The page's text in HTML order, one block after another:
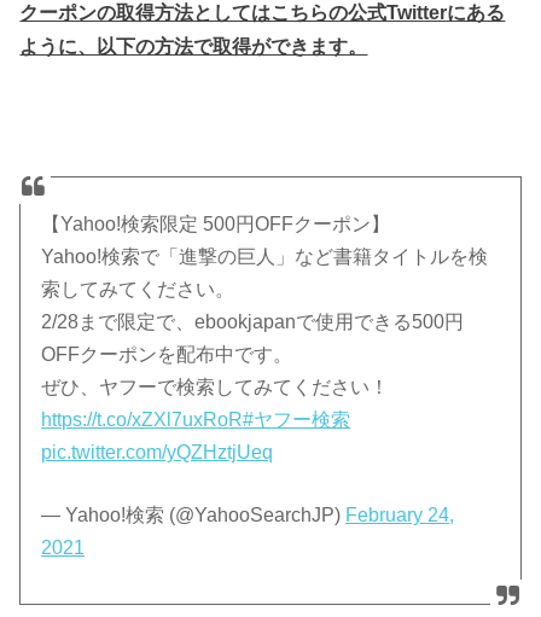
クーポンの取得方法としてはこちらの公式Twitterにある
ように、以下の方法で取得ができます。
【Yahoo!検索限定 500円OFFクーポン】
Yahoo!検索で「進撃の巨人」など書籍タイトルを検
索してみてください。
2/28まで限定で、ebookjapanで使用できる500円
OFFクーポンを配布中です。
ぜひ、ヤフーで検索してみてください！
https://t.co/xZXl7uxRoR#ヤフー検索
pic.twitter.com/yQZHztjUeq
— Yahoo!検索 (@YahooSearchJP) February 24,
2021